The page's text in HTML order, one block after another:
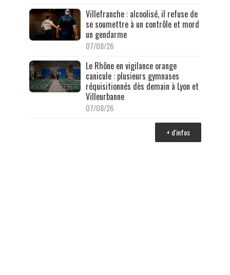
Villefranche : alcoolisé, il refuse de
se soumettre à un contrôle et mord
un gendarme
07/08/26
Le Rhône en vigilance orange
canicule : plusieurs gymnases
réquisitionnés dès demain à Lyon et
Villeurbanne
07/08/26
+ d'infos